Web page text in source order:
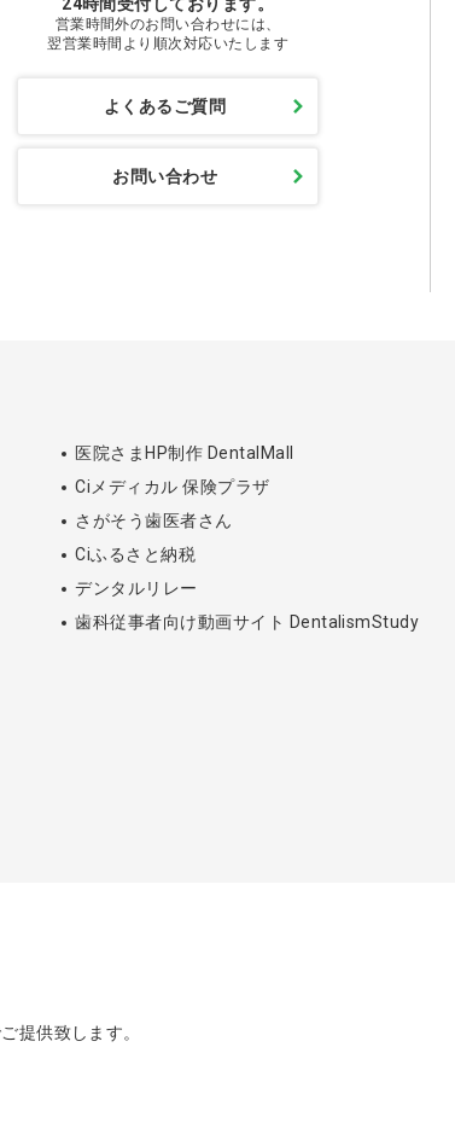
営業時間外のお問い合わせには、
翌営業時間より順次対応いたします
よくあるご質問
お問い合わせ
医院さまHP制作 DentalMall
Ciメディカル 保険プラザ
さがそう歯医者さん
Ciふるさと納税
デンタルリレー
歯科従事者向け動画サイト DentalismStudy
提供致します。